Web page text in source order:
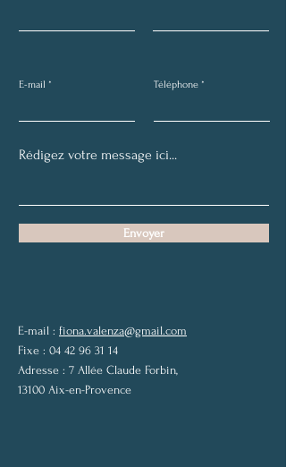
diacritiques particuliers
E-mail Téléphone
Envoyer
E-mail : fiona.valenza@gmail.com
Fixe : 04 42 96 31 14
Adresse : 7 Allée Claude Forbin,
13100 Aix-en-Provence